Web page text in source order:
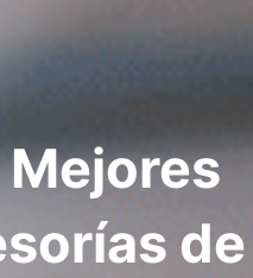
Mejores
de